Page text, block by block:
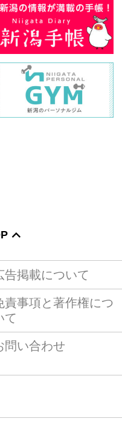
告掲載について
責事項と著作権につ
て
問い合わせ